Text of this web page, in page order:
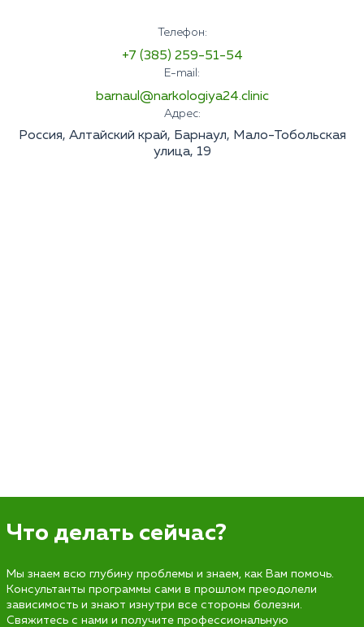
Телефон:
+7 (385) 259-51-54
E-mail:
barnaul@narkologiya24.clinic
Адрес:
Россия, Алтайский край, Барнаул, Мало-Тобольская
улица, 19
Что делать сейчас?
Мы знаем всю глубину проблемы и знаем, как Вам помочь.
Консультанты программы сами в прошлом преодолели
зависимость и знают изнутри все стороны болезни.
Свяжитесь с нами и получите профессиональную